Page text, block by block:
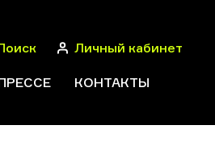
Личный кабинет
КОНТАКТЫ